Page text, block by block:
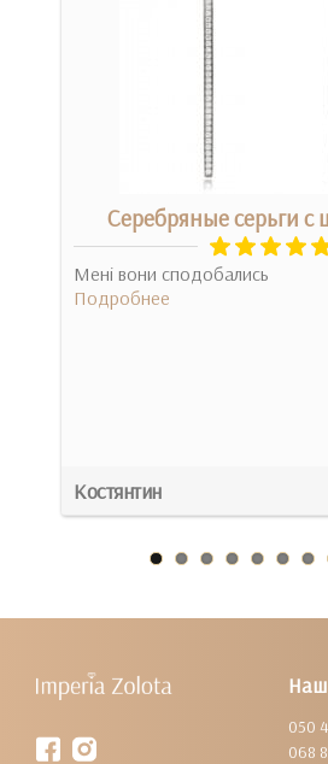
Серебряные серьги с
Мені вони сподобались
Подробнее
Костянтин
050
068